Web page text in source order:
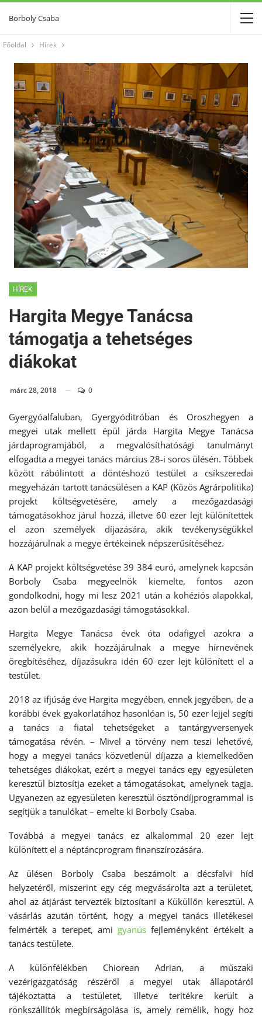
Borboly Csaba
Főoldal Hírek
HÍREK
Hargita Megye Tanácsa
támogatja a tehetséges
diákokat
márc 28, 2018 0
Gyergyóalfaluban, Gyergyóditróban és Oroszhegyen a
megyei utak mellett épül járda Hargita Megye Tanácsa
járdaprogramjából, a megvalósíthatósági tanulmányt
elfogadta a megyei tanács március 28-i soros ülésén. Többek
között rábólintott a döntéshozó testület a csíkszeredai
megyeházán tartott tanácsülésen a KAP (Közös Agrárpolitika)
projekt költségvetésére, amely a mezőgazdasági
támogatásokhoz járul hozzá, illetve 60 ezer lejt különítettek
el azon személyek díjazására, akik tevékenységükkel
hozzájárulnak a megye értékeinek népszerűsítéséhez.
A KAP projekt költségvetése 39 384 euró, amelynek kapcsán
Borboly Csaba megyeelnök kiemelte, fontos azon
gondolkodni, hogy mi lesz 2021 után a kohéziós alapokkal,
azon belül a mezőgazdasági támogatásokkal.
Hargita Megye Tanácsa évek óta odafigyel azokra a
személyekre, akik hozzájárulnak a megye hírnevének
öregbítéséhez, díjazásukra idén 60 ezer lejt különített el a
testület.
2018 az ifjúság éve Hargita megyében, ennek jegyében, de a
korábbi évek gyakorlatához hasonlóan is, 50 ezer lejjel segíti
a tanács a fiatal tehetségeket a tantárgyversenyek
támogatása révén. – Mivel a törvény nem teszi lehetővé,
hogy a megyei tanács közvetlenül díjazza a kiemelkedően
tehetséges diákokat, ezért a megyei tanács egy egyesületen
keresztül biztosítja ezeket a támogatásokat, amelynek tagja.
Ugyanezen az egyesületen keresztül ösztöndíjprogrammal is
segítjük a tanulókat – emelte ki Borboly Csaba.
Továbbá a megyei tanács ez alkalommal 20 ezer lejt
különített el a néptáncprogram finanszírozására.
Az ülésen Borboly Csaba beszámolt a décsfalvi híd
helyzetéről, miszerint egy cég megvásárolta azt a területet,
ahol az átjárást tervezték biztosítani a Küküllőn keresztül. A
vásárlás azután történt, hogy a megyei tanács illetékesei
felmérték a terepet, ami gyanús fejleményként értékelt a
tanács testülete.
A különfélékben Chiorean Adrian, a műszaki
vezérigazgatóság részéről a megyei utak állapotáról
tájékoztatta a testületet, illetve terítékre került a
rönkszállítók megbírságolása is, amely remélik, hogy hoz